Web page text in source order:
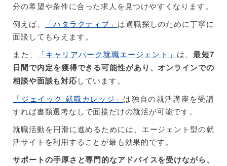
分の希望や条件に合った求人を見つけやすくなります。
例えば、
「ハタラクティブ」 は適職探しのために丁寧に
面談してもらえます。
また、
「キャリアパーク就職エージェント」 は、最短7
日間で内定を獲得できる可能性があり、オンラインでの
相談や面談も対応しています。
「ジェイック 就職カレッジ」 は独自の就活講座を受講
すれば書類選考なしで面接だけの就活が可能です。
就職活動を円滑に進めるためには、エージェント型の就
活サイトを利用することが最も効果的です。
サポートの手厚さと専門的なアドバイスを受けながら、